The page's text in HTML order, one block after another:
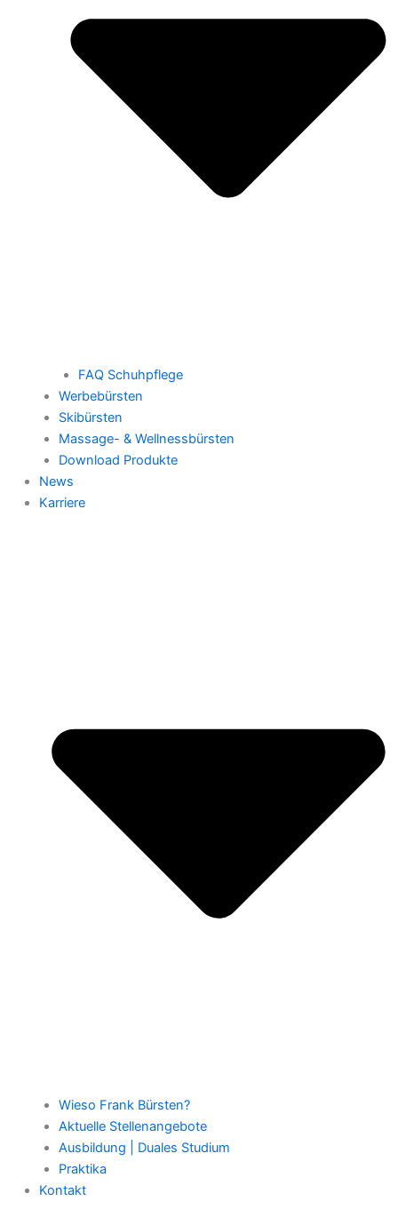
FAQ Schuhpflege
Werbebürsten
Skibürsten
Massage- & Wellnessbürsten
Download Produkte
News
Karriere
Wieso Frank Bürsten?
Aktuelle Stellenangebote
Ausbildung | Duales Studium
Praktika
Kontakt